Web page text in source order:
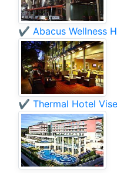
✔️ Abacus Wellness
✔️ Thermal Hotel